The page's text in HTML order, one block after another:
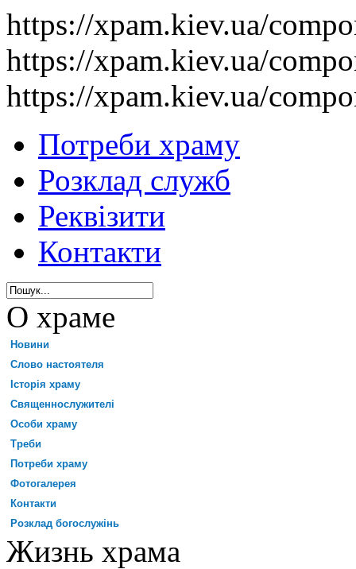
https://xpam.kiev.ua/
https://xpam.kiev.ua/
https://xpam.kiev.ua/
Потреби храму
Розклад служб
Реквізити
Контакти
О храме
Новини
Слово настоятеля
Історія храму
Священнослужителі
Особи храму
Треби
Потреби храму
Фотогалерея
Контакти
Розклад богослужінь
Жизнь храма